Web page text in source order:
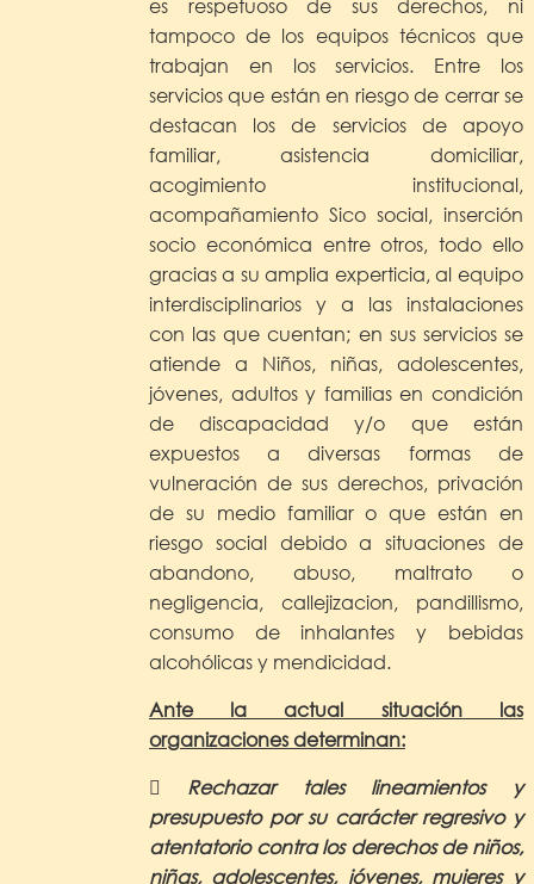
tampoco de los equipos técnicos que
trabajan en los servicios. Entre los
servicios que están en riesgo de cerrar se
destacan los de servicios de apoyo
familiar, asistencia domiciliar,
acogimiento institucional,
acompañamiento Sico social, inserción
socio económica entre otros, todo ello
gracias a su amplia experticia, al equipo
interdisciplinarios y a las instalaciones
con las que cuentan; en sus servicios se
atiende a Niños, niñas, adolescentes,
jóvenes, adultos y familias en condición
de discapacidad y/o que están
expuestos a diversas formas de
vulneración de sus derechos, privación
de su medio familiar o que están en
riesgo social debido a situaciones de
abandono, abuso, maltrato o
negligencia, callejizacion, pandillismo,
consumo de inhalantes y bebidas
alcohólicas y mendicidad.
Ante la actual situación las
organizaciones determinan:
 Rechazar tales lineamientos y
presupuesto por su carácter regresivo y
atentatorio contra los derechos de niños,
niñas, adolescentes, jóvenes, mujeres y